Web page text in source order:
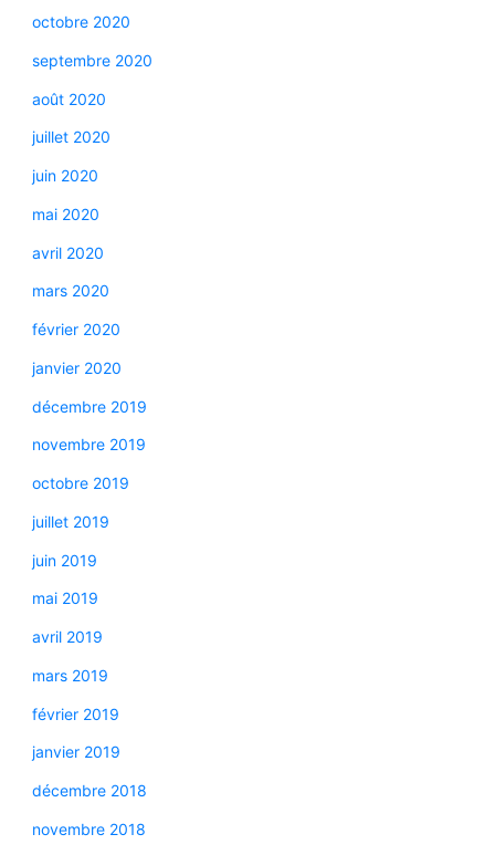
octobre 2020
septembre 2020
août 2020
juillet 2020
juin 2020
mai 2020
avril 2020
mars 2020
février 2020
janvier 2020
décembre 2019
novembre 2019
octobre 2019
juillet 2019
juin 2019
mai 2019
avril 2019
mars 2019
février 2019
janvier 2019
décembre 2018
novembre 2018